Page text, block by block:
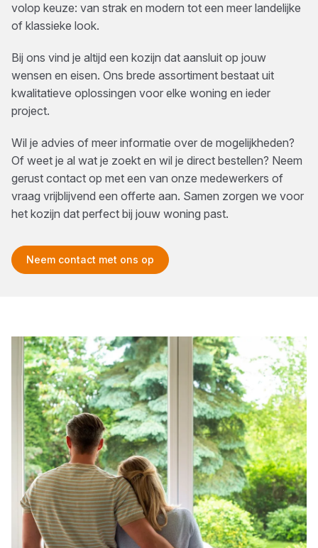
volop keuze: van strak en modern tot een meer landelijke
of klassieke look.
Bij ons vind je altijd een kozijn dat aansluit op jouw
wensen en eisen. Ons brede assortiment bestaat uit
kwalitatieve oplossingen voor elke woning en ieder
project.
Wil je advies of meer informatie over de mogelijkheden?
Of weet je al wat je zoekt en wil je direct bestellen? Neem
gerust contact op met een van onze medewerkers of
vraag vrijblijvend een offerte aan. Samen zorgen we voor
het kozijn dat perfect bij jouw woning past.
Neem contact met ons op